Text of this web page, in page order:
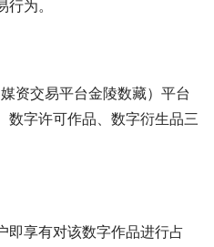
为。
资交易平台金陵数藏）平台
数字许可作品、数字衍生品三
即享有对该数字作品进行占